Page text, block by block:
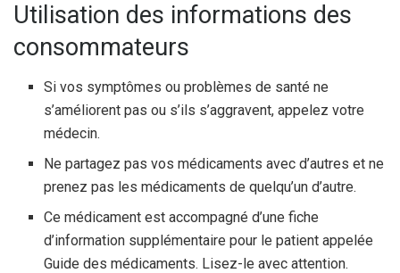
Utilisation des informations des
consommateurs
Si vos symptômes ou problèmes de santé ne
s’améliorent pas ou s’ils s’aggravent, appelez votre
médecin.
Ne partagez pas vos médicaments avec d’autres et ne
prenez pas les médicaments de quelqu’un d’autre.
Ce médicament est accompagné d’une fiche
d’information supplémentaire pour le patient appelée
Guide des médicaments. Lisez-le avec attention.